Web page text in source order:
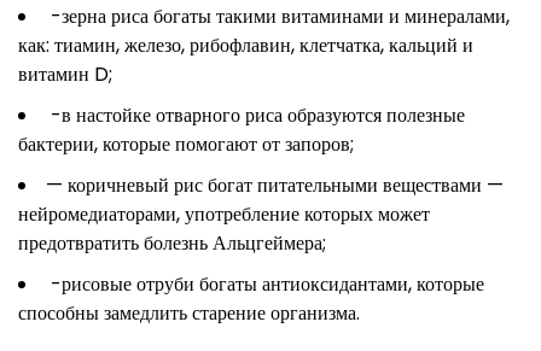
-зерна риса богаты такими витаминами и минералами,
как: тиамин, железо, рибофлавин, клетчатка, кальций и
витамин D;
-в настойке отварного риса образуются полезные
бактерии, которые помогают от запоров;
— коричневый рис богат питательными веществами —
нейромедиаторами, употребление которых может
предотвратить болезнь Альцгеймера;
-рисовые отруби богаты антиоксидантами, которые
способны замедлить старение организма.